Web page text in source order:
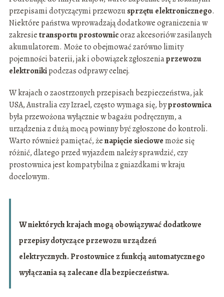
przepisami dotyczącymi przewozusprzętu elektronicznego.
Niektóre państwa wprowadzają dodatkowe ograniczenia w
zakresietransportu prostownicoraz akcesoriów zasilanych
akumulatorem. Może to obejmować zarówno limity
pojemności baterii, jak i obowiązek zgłoszeniaprzewozu
elektronikipodczas odprawy celnej.
W krajach o zaostrzonych przepisach bezpieczeństwa, jak
USA, Australia czy Izrael, często wymaga się, byprostownica
była przewożona wyłącznie w bagażu podręcznym, a
urządzenia z dużą mocą powinny być zgłoszone do kontroli.
Warto również pamiętać, żenapięcie sieciowe może się
różnić, dlatego przed wyjazdem należy sprawdzić, czy
prostownica jest kompatybilna z gniazdkami w kraju
docelowym.
W niektórych krajach mogą obowiązywać dodatkowe
przepisy dotyczące przewozu urządzeń
elektrycznych. Prostownice z funkcją automatycznego
wyłączania są zalecane dla bezpieczeństwa.